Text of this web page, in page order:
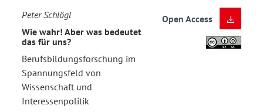
Peter Schlögl
Wie wahr! Aber was bedeutet
das für uns?
Berufsbildungsforschung im
Spannungsfeld von
Wissenschaft und
Interessenpolitik
Open Access